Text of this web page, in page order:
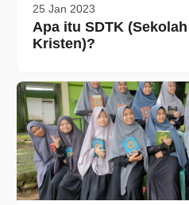
25 Jan 2023
Apa itu SDTK
Kristen)?